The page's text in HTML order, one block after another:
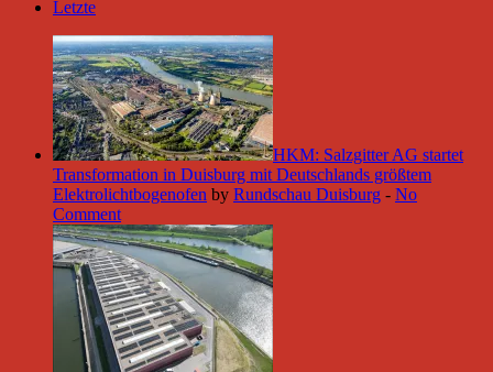
Letzte
HKM: Salzgitter AG startet
Transformation in Duisburg mit Deutschlands größtem
Elektrolichtbogenofen by Rundschau Duisburg - No
Comment